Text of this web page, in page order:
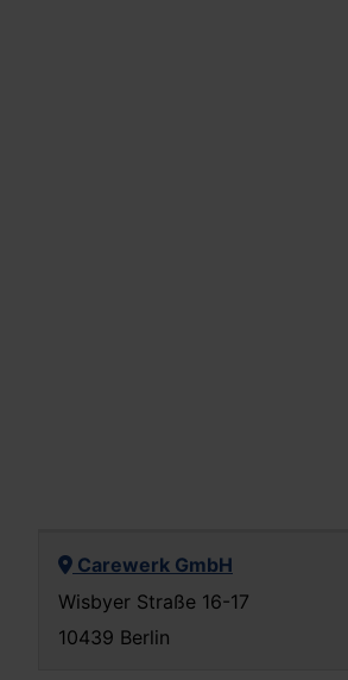
Carewerk GmbH
Wisbyer Straße 16-17
10439 Berlin